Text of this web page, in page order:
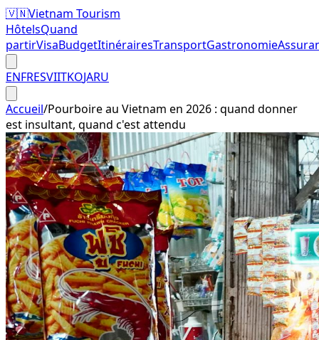
🇻🇳Vietnam Tourism
HôtelsQuand
partirVisaBudgetItinérairesTransportGastronomie
ENFRESVIITKOJARU
Accueil/Pourboire au Vietnam en 2026 : quand donner
est insultant, quand c'est attendu